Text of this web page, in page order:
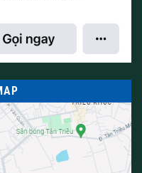
Thiên Thành